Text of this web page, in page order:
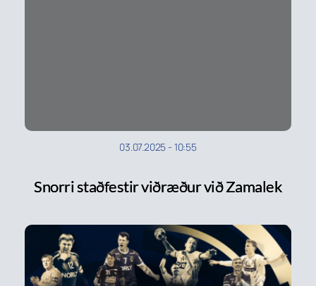
03.07.2025 - 10:55
Snorri staðfestir viðræður við Zamalek